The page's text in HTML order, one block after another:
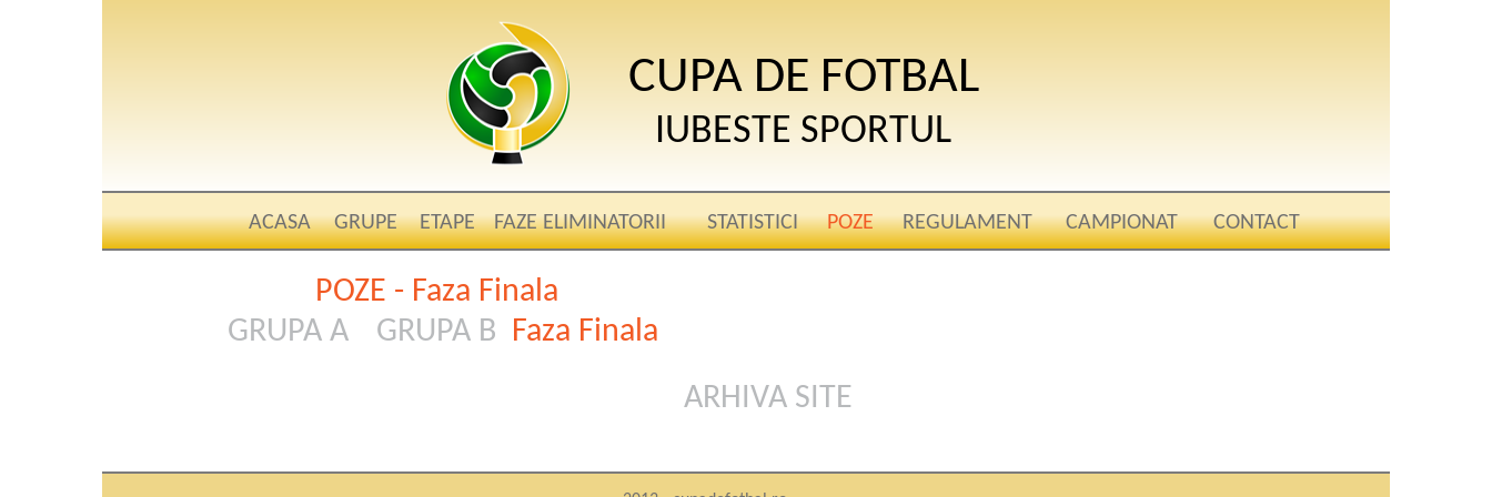
CUPA DE FOTBAL
IUBESTE SPORTUL
ACASA GRUPE ETAPE FAZE ELIMINATORII STATISTICI POZE REGULAMENT CAMPIONAT CONTACT
POZE - Faza Finala
GRUPA A
GRUPA B Faza Finala
ARHIVA SITE